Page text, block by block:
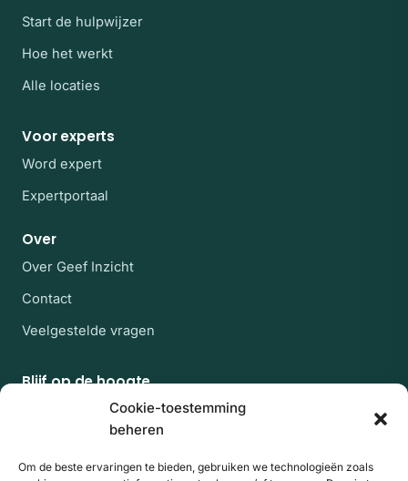
Cookie-toestemming
beheren
Om de beste ervaringen te bieden, gebruiken we technologieën zoals
Start de hulpwijzer
Hoe het werkt
Alle locaties
Voor experts
Word expert
Expertportaal
Over
Over Geef Inzicht
Contact
Veelgestelde vragen
Blijf op de hoogte
Af en toe een rustige mail met nieuwe experts en
artikelen uit de kennisbank. Geen spam, uitschrijven
E-mailadres
Website